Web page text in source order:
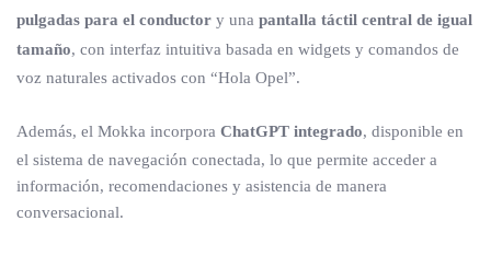
pulgadas para el conductor y una pantalla táctil central de igual
tamaño, con interfaz intuitiva basada en widgets y comandos de
voz naturales activados con “Hola Opel”.
Además, el Mokka incorpora ChatGPT integrado, disponible en
el sistema de navegación conectada, lo que permite acceder a
información, recomendaciones y asistencia de manera
conversacional.